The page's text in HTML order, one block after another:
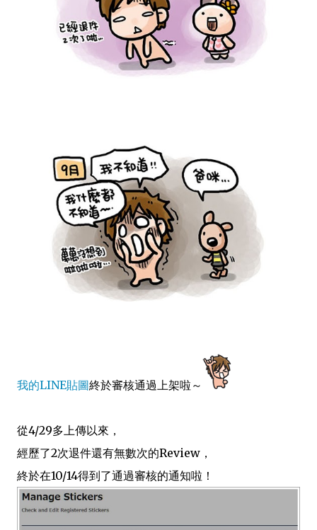
我的LINE貼圖終於審核通過上架啦～
從4/29多上傳以來，
經歷了2次退件還有無數次的Review，
終於在10/14得到了通過審核的通知啦！